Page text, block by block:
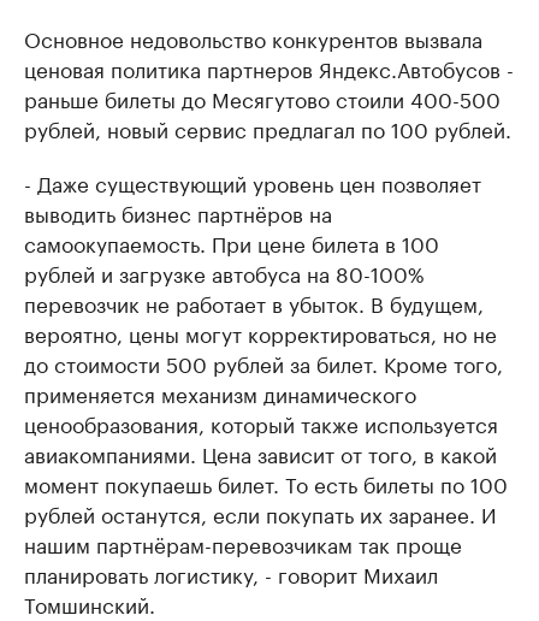
Основное недовольство конкурентов вызвала
ценовая политика партнеров Яндекс.Автобусов -
раньше билеты до Месягутово стоили 400-500
рублей, новый сервис предлагал по 100 рублей.
- Даже существующий уровень цен позволяет
выводить бизнес партнёров на
самоокупаемость. При цене билета в 100
рублей и загрузке автобуса на 80-100%
перевозчик не работает в убыток. В будущем,
вероятно, цены могут корректироваться, но не
до стоимости 500 рублей за билет. Кроме того,
применяется механизм динамического
ценообразования, который также используется
авиакомпаниями. Цена зависит от того, в какой
момент покупаешь билет. То есть билеты по 100
рублей останутся, если покупать их заранее. И
нашим партнёрам-перевозчикам так проще
планировать логистику, - говорит Михаил
Томшинский.